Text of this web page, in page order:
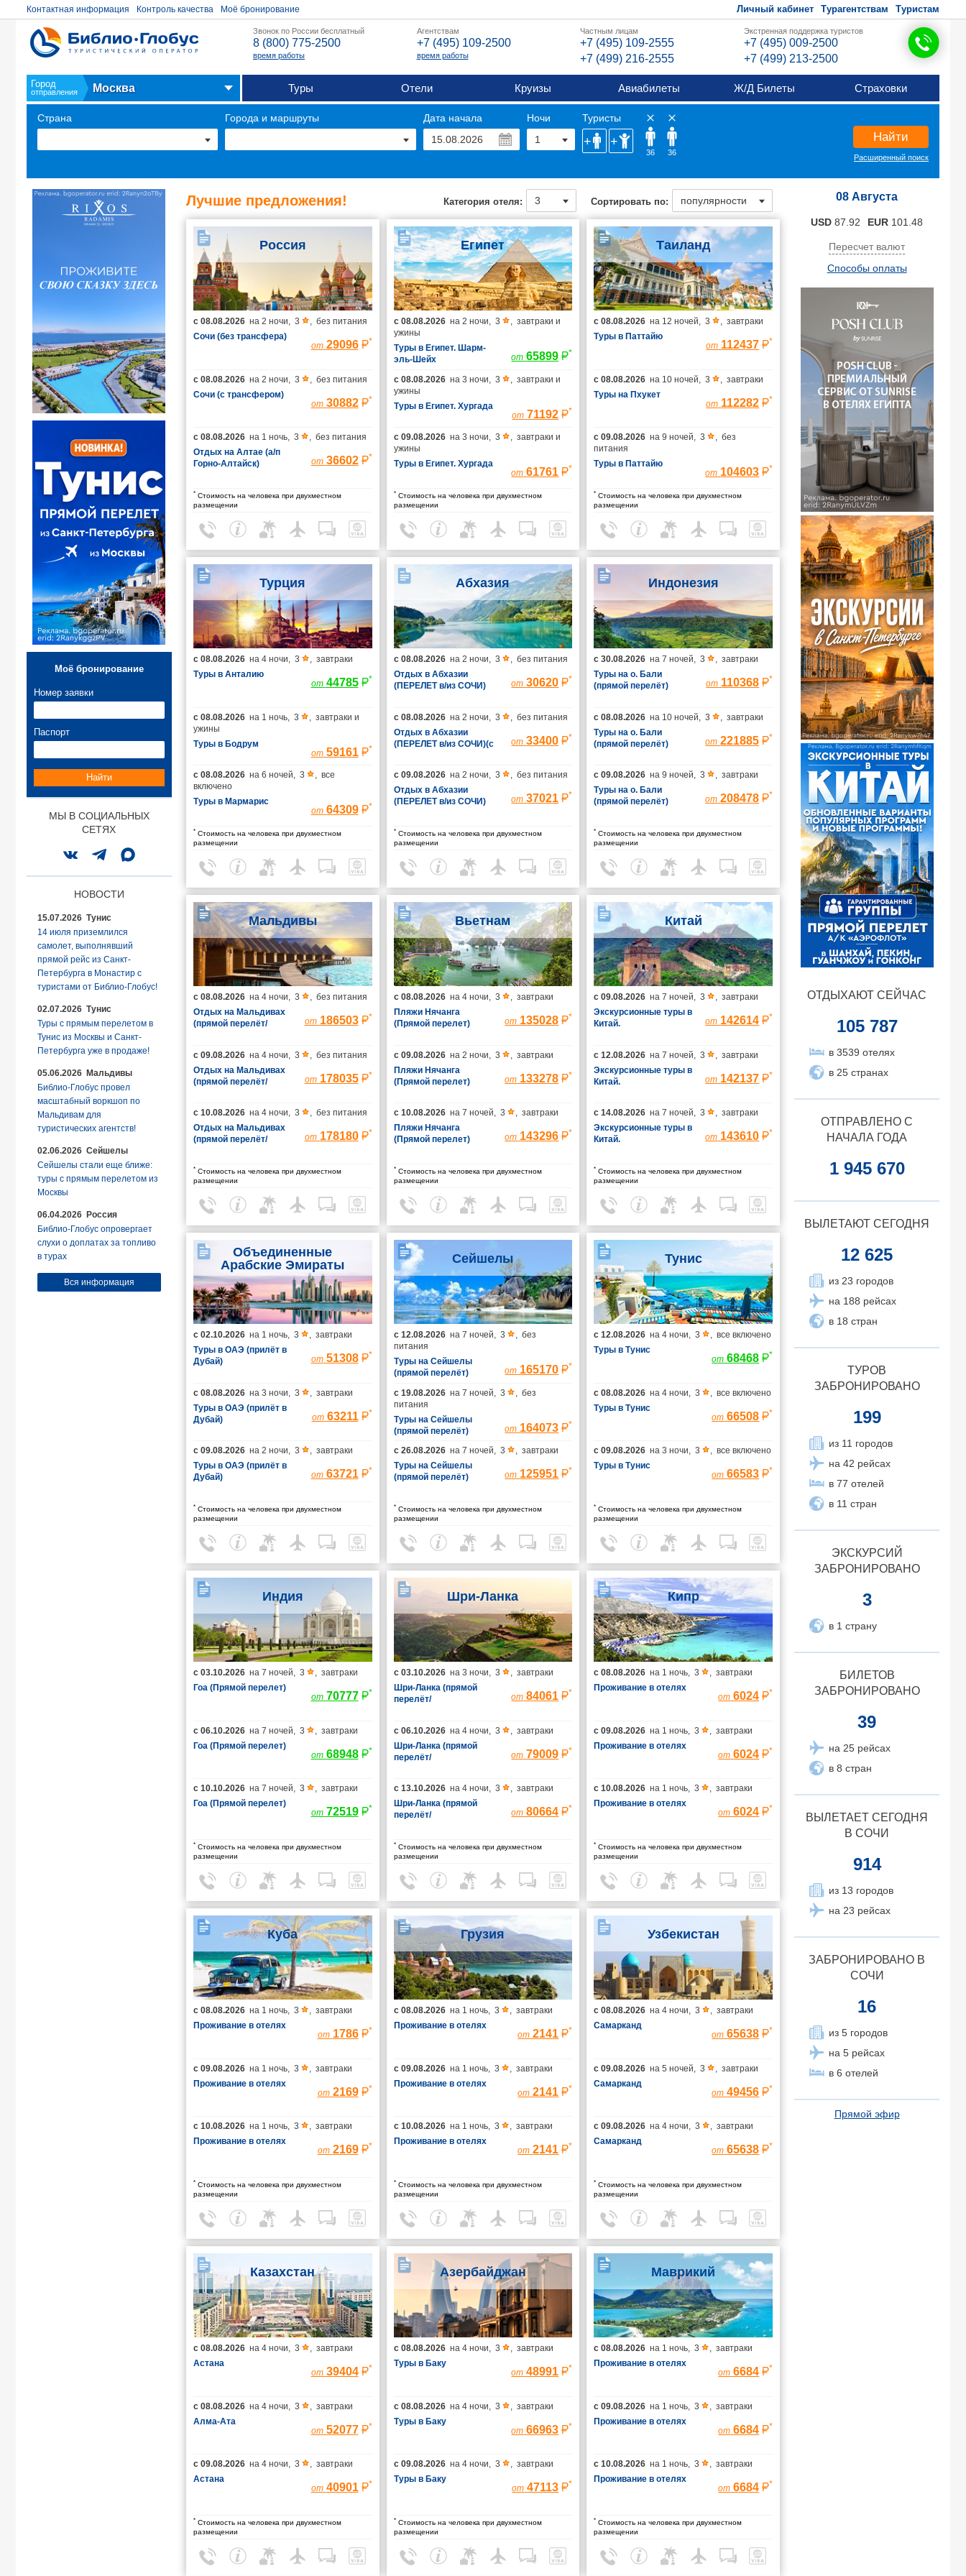
Контактная информация Контроль качества Моё бронирование Личный кабинет Турагентствам Туристам
Звонок по России бесплатный
8 (800) 775-2500
время работы
Агентствам
+7 (495) 109-2500
время работы
Частным лицам
+7 (495) 109-2555
+7 (499) 216-2555
Экстренная поддержка туристов
+7 (495) 009-2500
+7 (499) 213-2500
Город
отправления Москва Туры Отели Круизы Авиабилеты Ж/Д Билеты Страховки
Страна Города и маршруты Дата начала Ночи Туристы
36 36
Найти
Расширенный поиск
Моё бронирование
Номер заявки
Паспорт
Найти
МЫ В СОЦИАЛЬНЫХ
СЕТЯХ
НОВОСТИ
15.07.2026 Тунис
14 июля приземлился
самолет, выполнявший
прямой рейс из Санкт-
Петербурга в Монастир с
туристами от Библио-Глобус!
02.07.2026 Тунис
Туры с прямым перелетом в
Тунис из Москвы и Санкт-
Петербурга уже в продаже!
05.06.2026 Мальдивы
Библио-Глобус провел
масштабный воркшоп по
Мальдивам для
туристических агентств!
02.06.2026 Сейшелы
Сейшелы стали еще ближе:
туры с прямым перелетом из
Москвы
06.04.2026 Россия
Библио-Глобус опровергает
слухи о доплатах за топливо
в турах
Вся информация
08 Августа
USD 87.92 EUR 101.48
Пересчет валют
Способы оплаты
ОТДЫХАЮТ СЕЙЧАС
105 787
в 3539 отелях
в 25 странах
ОТПРАВЛЕНО С
НАЧАЛА ГОДА
1 945 670
ВЫЛЕТАЮТ СЕГОДНЯ
12 625
из 23 городов
на 188 рейсах
в 18 стран
ТУРОВ
ЗАБРОНИРОВАНО
199
из 11 городов
на 42 рейсах
в 77 отелей
в 11 стран
ЭКСКУРСИЙ
ЗАБРОНИРОВАНО
3
в 1 страну
БИЛЕТОВ
ЗАБРОНИРОВАНО
39
на 25 рейсах
в 8 стран
ВЫЛЕТАЕТ СЕГОДНЯ
В СОЧИ
914
из 13 городов
на 23 рейсах
ЗАБРОНИРОВАНО В
СОЧИ
16
из 5 городов
на 5 рейсах
в 6 отелей
Прямой эфир
Лучшие предложения! Сортировать по:
Категория отеля:
Россия
с 08.08.2026на 2 ночи, 3 , без питания
Сочи (без трансфера)
от 29096 *
с 08.08.2026на 2 ночи, 3 , без питания
Сочи (с трансфером)
от 30882 *
с 08.08.2026на 1 ночь, 3 , без питания
Отдых на Алтае (а/п
Горно-Алтайск)
от 36602 *
*Стоимость на человека при двухместном
размещении
Египет
с 08.08.2026на 2 ночи, 3 , завтраки и
ужины
Туры в Египет. Шарм-
эль-Шейх
от 65899 *
с 08.08.2026на 3 ночи, 3 , завтраки и
ужины
Туры в Египет. Хургада
от 71192 *
с 09.08.2026на 3 ночи, 3 , завтраки и
ужины
Туры в Египет. Хургада
от 61761 *
*Стоимость на человека при двухместном
размещении
Таиланд
с08.08.2026 на 12 ночей,3 ,завтраки
Туры в Паттайю
от 112437 *
с08.08.2026 на 10 ночей,3 ,завтраки
Туры на Пхукет
от 112282 *
с09.08.2026 на9 ночей,3 ,без
питания
Туры в Паттайю
от 104603 *
* Стоимость на человека при двухместном
размещении
Турция
с 08.08.2026на 4 ночи, 3 , завтраки
Туры в Анталию
от 44785 *
с 08.08.2026на 1 ночь, 3 , завтраки и
ужины
Туры в Бодрум
от 59161 *
с 08.08.2026на 6 ночей, 3 , все
включено
Туры в Мармарис
от 64309 *
*Стоимость на человека при двухместном
размещении
Абхазия
с 08.08.2026на 2 ночи, 3 , без питания
Отдых в Абхазии
(ПЕРЕЛЕТ в/из СОЧИ)
от 30620 *
с 08.08.2026на 2 ночи, 3 , без питания
Отдых в Абхазии
(ПЕРЕЛЕТ в/из СОЧИ)(с
от 33400 *
с 09.08.2026на 2 ночи, 3 , без питания
Отдых в Абхазии
(ПЕРЕЛЕТ в/из СОЧИ)
от 37021 *
*Стоимость на человека при двухместном
размещении
Индонезия
с30.08.2026 на7 ночей,3 ,завтраки
Туры на о. Бали
(прямой перелёт)
от 110368 *
с08.08.2026 на 10 ночей,3 ,завтраки
Туры на о. Бали
(прямой перелёт)
от 221885 *
с09.08.2026 на9 ночей,3 ,завтраки
Туры на о. Бали
(прямой перелёт)
от 208478 *
* Стоимость на человека при двухместном
размещении
Мальдивы
с 08.08.2026на 4 ночи, 3 , без питания
Отдых на Мальдивах
(прямой перелёт/
от 186503 *
с 09.08.2026на 4 ночи, 3 , без питания
Отдых на Мальдивах
(прямой перелёт/
от 178035 *
с 10.08.2026на 4 ночи, 3 , без питания
Отдых на Мальдивах
(прямой перелёт/
от 178180 *
*Стоимость на человека при двухместном
размещении
Вьетнам
с 08.08.2026на 4 ночи, 3 , завтраки
Пляжи Нячанга
(Прямой перелет)
от 135028 *
с 09.08.2026на 2 ночи, 3 , завтраки
Пляжи Нячанга
(Прямой перелет)
от 133278 *
с 10.08.2026на 7 ночей, 3 , завтраки
Пляжи Нячанга
(Прямой перелет)
от 143296 *
*Стоимость на человека при двухместном
размещении
Китай
с09.08.2026 на7 ночей,3 ,завтраки
Экскурсионные туры в
Китай.
Шанхай/вылет из
Пекина)
от 142614 *
с12.08.2026 на7 ночей,3 ,завтраки
Экскурсионные туры в
Китай.
Шанхай/вылет из
Пекина)
от 142137 *
с14.08.2026 на7 ночей,3 ,завтраки
Экскурсионные туры в
Китай.
Шанхай/вылет из
Пекина)
от 143610 *
* Стоимость на человека при двухместном
размещении
Объединенные
Арабские Эмираты
с 02.10.2026на 1 ночь, 3 , завтраки
Туры в ОАЭ (прилёт в
Дубай)
от 51308 *
с 08.08.2026на 3 ночи, 3 , завтраки
Туры в ОАЭ (прилёт в
Дубай)
от 63211 *
с 09.08.2026на 2 ночи, 3 , завтраки
Туры в ОАЭ (прилёт в
Дубай)
от 63721 *
*Стоимость на человека при двухместном
размещении
Сейшелы
с 12.08.2026на 7 ночей, 3 , без
питания
Туры на Сейшелы
(прямой перелёт)
от 165170 *
с 19.08.2026на 7 ночей, 3 , без
питания
Туры на Сейшелы
(прямой перелёт)
от 164073 *
с 26.08.2026на 7 ночей, 3 , завтраки
Туры на Сейшелы
(прямой перелёт)
от 125951 *
*Стоимость на человека при двухместном
размещении
Тунис
с12.08.2026 на4 ночи,3 ,все включено
Туры в Тунис
от 68468 *
с08.08.2026 на4 ночи,3 ,все включено
Туры в Тунис
от 66508 *
с09.08.2026 на3 ночи,3 ,все включено
Туры в Тунис
от 66583 *
* Стоимость на человека при двухместном
размещении
Индия
с 03.10.2026на 7 ночей, 3 , завтраки
Гоа (Прямой перелет)
от 70777 *
с 06.10.2026на 7 ночей, 3 , завтраки
Гоа (Прямой перелет)
от 68948 *
с 10.10.2026на 7 ночей, 3 , завтраки
Гоа (Прямой перелет)
от 72519 *
*Стоимость на человека при двухместном
размещении
Шри-Ланка
с 03.10.2026на 3 ночи, 3 , завтраки
Шри-Ланка (прямой
перелёт/
от 84061 *
с 06.10.2026на 4 ночи, 3 , завтраки
Шри-Ланка (прямой
перелёт/
от 79009 *
с 13.10.2026на 4 ночи, 3 , завтраки
Шри-Ланка (прямой
перелёт/
от 80664 *
*Стоимость на человека при двухместном
размещении
Кипр
с08.08.2026 на 1 ночь,3 ,завтраки
Проживание в отелях
от 6024 *
с09.08.2026 на 1 ночь,3 ,завтраки
Проживание в отелях
от 6024 *
с10.08.2026 на 1 ночь,3 ,завтраки
Проживание в отелях
от 6024 *
* Стоимость на человека при двухместном
размещении
Куба
с 08.08.2026на 1 ночь, 3 , завтраки
Проживание в отелях
от 1786 *
с 09.08.2026на 1 ночь, 3 , завтраки
Проживание в отелях
от 2169 *
с 10.08.2026на 1 ночь, 3 , завтраки
Проживание в отелях
от 2169 *
*Стоимость на человека при двухместном
размещении
Грузия
с 08.08.2026на 1 ночь, 3 , завтраки
Проживание в отелях
от 2141 *
с 09.08.2026на 1 ночь, 3 , завтраки
Проживание в отелях
от 2141 *
с 10.08.2026на 1 ночь, 3 , завтраки
Проживание в отелях
от 2141 *
*Стоимость на человека при двухместном
размещении
Узбекистан
с08.08.2026 на4 ночи,3 ,завтраки
Самарканд
от 65638 *
с09.08.2026 на5 ночей,3 ,завтраки
Самарканд
от 49456 *
с09.08.2026 на4 ночи,3 ,завтраки
Самарканд
от 65638 *
* Стоимость на человека при двухместном
размещении
Казахстан
с 08.08.2026на 4 ночи, 3 , завтраки
Астана
от 39404 *
с 08.08.2026на 4 ночи, 3 , завтраки
Алма-Ата
от 52077 *
с 09.08.2026на 4 ночи, 3 , завтраки
Астана
от 40901 *
*Стоимость на человека при двухместном
размещении
Азербайджан
с 08.08.2026на 4 ночи, 3 , завтраки
Туры в Баку
от 48991 *
с 08.08.2026на 4 ночи, 3 , завтраки
Туры в Баку
от 66963 *
с 09.08.2026на 4 ночи, 3 , завтраки
Туры в Баку
от 47113 *
*Стоимость на человека при двухместном
размещении
Маврикий
с08.08.2026 на 1 ночь,3 ,завтраки
Проживание в отелях
от 6684 *
с09.08.2026 на 1 ночь,3 ,завтраки
Проживание в отелях
от 6684 *
с10.08.2026 на 1 ночь,3 ,завтраки
Проживание в отелях
от 6684 *
* Стоимость на человека при двухместном
размещении